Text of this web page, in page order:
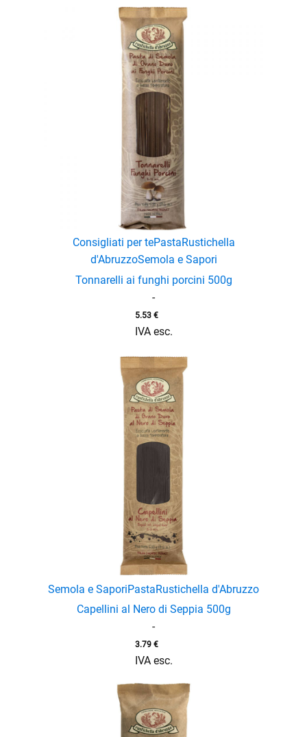
Consigliati per tePastaRustichella
d'AbruzzoSemola e Sapori
Tonnarelli ai funghi porcini 500g
-
5.53 €
IVA esc.
Semola e SaporiPastaRustichella d'Abruzzo
Capellini al Nero di Seppia 500g
-
3.79 €
IVA esc.